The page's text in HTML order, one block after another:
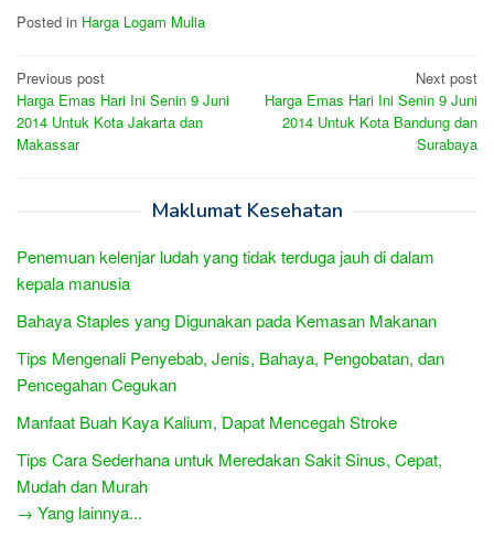
Posted in Harga Logam Mulia
Post
navigation
Previous post
Harga Emas Hari Ini Senin 9 Juni
2014 Untuk Kota Jakarta dan
Makassar
Next post
Harga Emas Hari Ini Senin 9 Juni
2014 Untuk Kota Bandung dan
Surabaya
Maklumat Kesehatan
Penemuan kelenjar ludah yang tidak terduga jauh di dalam
kepala manusia
Bahaya Staples yang Digunakan pada Kemasan Makanan
Tips Mengenali Penyebab, Jenis, Bahaya, Pengobatan, dan
Pencegahan Cegukan
Manfaat Buah Kaya Kalium, Dapat Mencegah Stroke
Tips Cara Sederhana untuk Meredakan Sakit Sinus, Cepat,
Mudah dan Murah
→ Yang lainnya...